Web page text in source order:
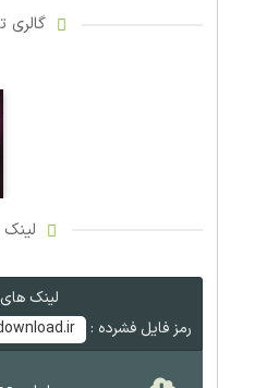
گالری
لینک
لینک های
رمز فایل فشرده :